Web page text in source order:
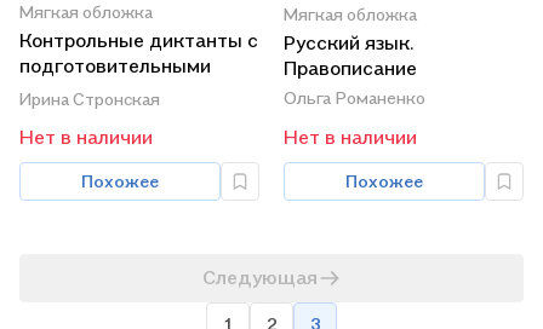
Мягкая обложка
Контрольные диктанты с
подготовительными
упражнениями. 1 - 4
классы
Ирина Стронская
Нет в наличии
Похожее
Мягкая обложка
Русский язык.
Правописание
Ольга Романенко
Нет в наличии
Похожее
1 2 3
Следующая